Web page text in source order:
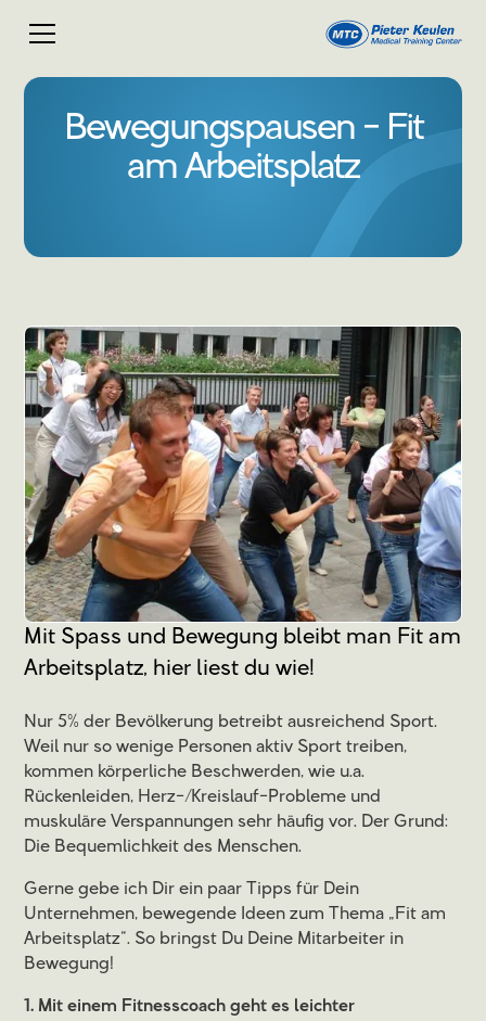
Bewegungspausen - Fit
am Arbeitsplatz
Mit Spass und Bewegung bleibt man Fit am
Arbeitsplatz, hier liest du wie!
Nur 5% der Bevölkerung betreibt ausreichend Sport.
Weil nur so wenige Personen aktiv Sport treiben,
kommen körperliche Beschwerden, wie u.a.
Rückenleiden, Herz-/Kreislauf-Probleme und
muskuläre Verspannungen sehr häufig vor. Der Grund:
Die Bequemlichkeit des Menschen.
Gerne gebe ich Dir ein paar Tipps für Dein
Unternehmen, bewegende Ideen zum Thema „Fit am
Arbeitsplatz“. So bringst Du Deine Mitarbeiter in
Bewegung!
1. Mit einem Fitnesscoach geht es leichter